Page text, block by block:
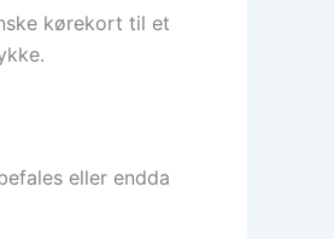
kørekort til et
eller endda